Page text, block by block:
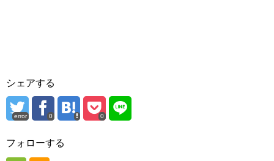
シェアする
error 0 0
フォローする